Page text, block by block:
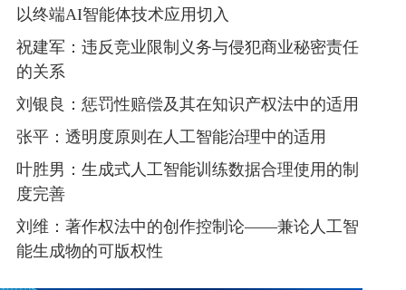
以终端AI智能体技术应用切入
祝建军：违反竞业限制义务与侵犯商业秘密责任
的关系
刘银良：惩罚性赔偿及其在知识产权法中的适用
张平：透明度原则在人工智能治理中的适用
叶胜男：生成式人工智能训练数据合理使用的制
度完善
刘维：著作权法中的创作控制论——兼论人工智
能生成物的可版权性